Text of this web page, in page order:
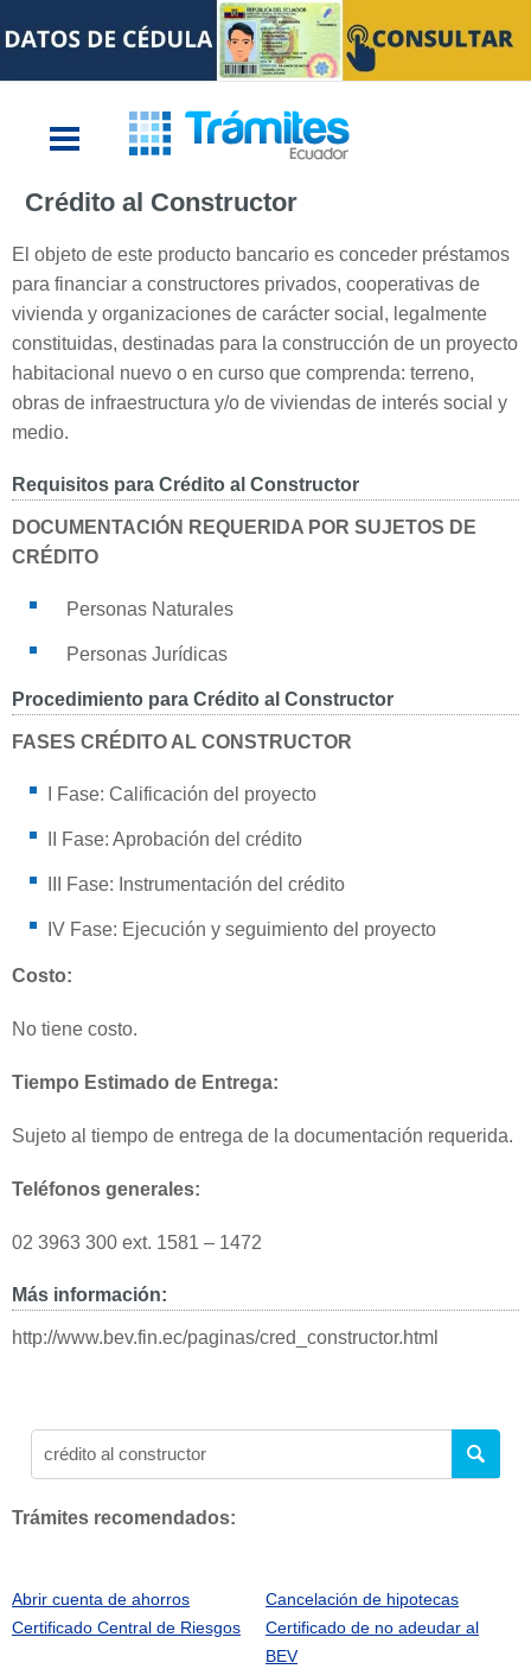
Crédito al Constructor
El objeto de este producto bancario es conceder préstamos
para financiar a constructores privados, cooperativas de
vivienda y organizaciones de carácter social, legalmente
constituidas, destinadas para la construcción de un proyecto
habitacional nuevo o en curso que comprenda: terreno,
obras de infraestructura y/o de viviendas de interés social y
medio.
Requisitos para Crédito al Constructor
DOCUMENTACIÓN REQUERIDA POR SUJETOS DE
CRÉDITO
Personas Naturales
Personas Jurídicas
Procedimiento para Crédito al Constructor
FASES CRÉDITO AL CONSTRUCTOR
I Fase: Calificación del proyecto
II Fase: Aprobación del crédito
III Fase: Instrumentación del crédito
IV Fase: Ejecución y seguimiento del proyecto
Costo:
No tiene costo.
Tiempo Estimado de Entrega:
Sujeto al tiempo de entrega de la documentación requerida.
Teléfonos generales:
02 3963 300 ext. 1581 – 1472
Más información:
http://www.bev.fin.ec/paginas/cred_constructor.html
Trámites recomendados:
Abrir cuenta de ahorros
Cancelación de hipotecas
Certificado Central de Riesgos
Certificado de no adeudar al
BEV